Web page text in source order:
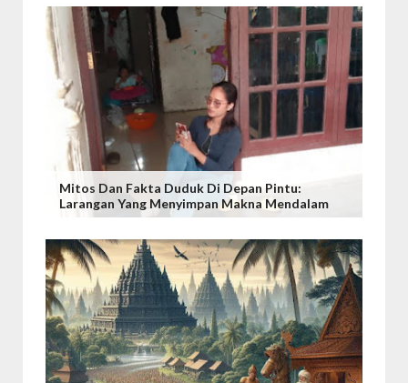
Mitos Dan Fakta Duduk Di Depan Pintu:
Larangan Yang Menyimpan Makna Mendalam